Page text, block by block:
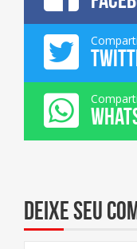
Deixe seu